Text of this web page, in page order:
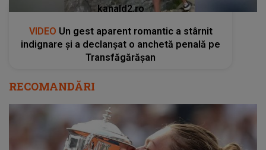
kanald2.ro
VIDEO Un gest aparent romantic a stârnit
indignare și a declanșat o anchetă penală pe
Transfăgărășan
RECOMANDĂRI